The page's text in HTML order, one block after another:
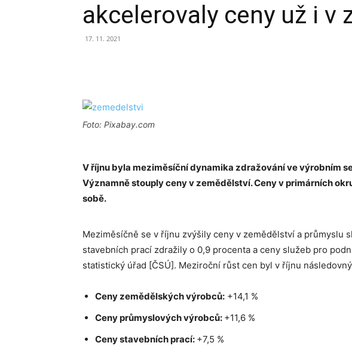
akcelerovaly ceny už i v
17. 11. 2021
Foto: Pixabay.com
V říjnu byla meziměsíční dynamika zdražování ve výrobním
Významně stouply ceny v zemědělství. Ceny v primárních
sobě.
Meziměsíčně se v říjnu zvýšily ceny v zemědělství a průmyslu
stavebních prací zdražily o 0,9 procenta a ceny služeb pro
statistický úřad [ČSÚ]. Meziroční růst cen byl v říjnu
Ceny zemědělských výrobců: +14,1 %
Ceny průmyslových výrobců: +11,6 %
Ceny stavebních prací: +7,5 %